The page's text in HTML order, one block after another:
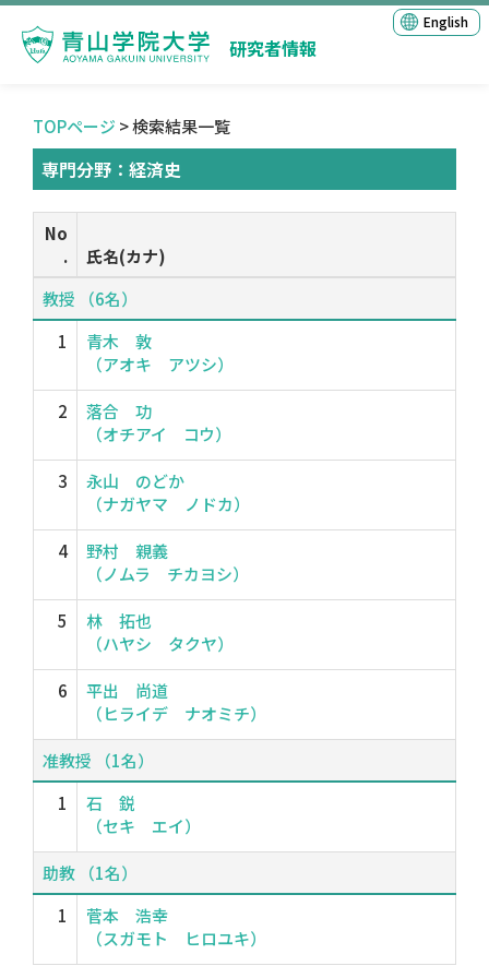
研究者情報
English
TOPページ > 検索結果一覧
専門分野：経済史
No
.
氏名(カナ)
教授 （6名）
1
青木 敦
（アオキ アツシ）
2
落合 功
（オチアイ コウ）
3
永山 のどか
（ナガヤマ ノドカ）
4
野村 親義
（ノムラ チカヨシ）
5
林 拓也
（ハヤシ タクヤ）
6
平出 尚道
（ヒライデ ナオミチ）
准教授 （1名）
1
石 鋭
（セキ エイ）
助教 （1名）
1
菅本 浩幸
（スガモト ヒロユキ）